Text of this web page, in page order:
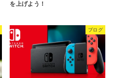
を上げよう！
ブログ